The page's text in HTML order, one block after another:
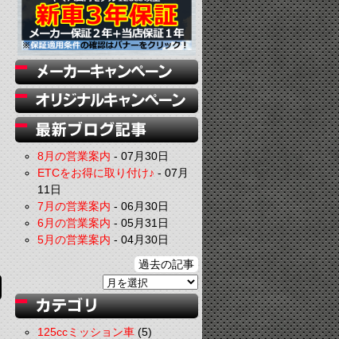
8月の営業案内-07月30日
ETCをお得に取り付け♪-07月
11日
7月の営業案内-06月30日
6月の営業案内-05月31日
5月の営業案内-04月30日
過去の記事
125ccミッション車(5)